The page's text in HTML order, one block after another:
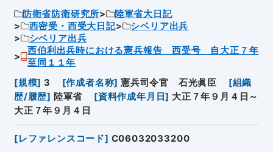
防衛省防衛研究所
陸軍省大日記
西密受・西受大日記
シベリア出兵
シベリア出兵
西伯利出兵時における憲兵報告 西受号 自大正７年
至同１１年
[規模] 3 [作成者名称] 憲兵司令官 石光眞臣 [組織
歴/履歴] 陸軍省 [資料作成年月日] 大正７年９月４日～
大正７年９月４日
[レファレンスコード] C06032033200